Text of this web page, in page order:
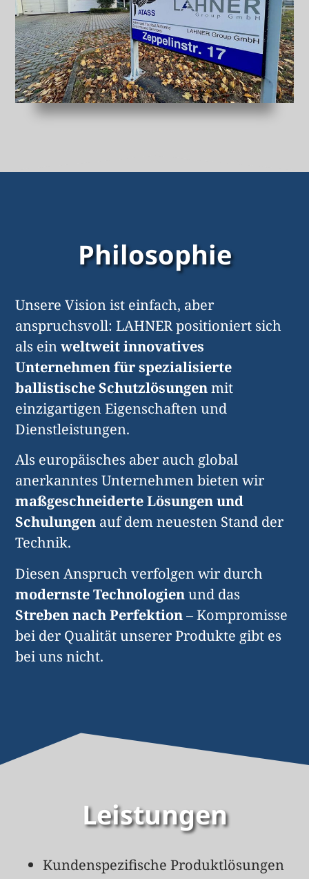
Philosophie
Unsere Vision ist einfach, aber
anspruchsvoll: LAHNER positioniert sich
als einweltweit innovatives
Unternehmen für spezialisierte
ballistische Schutzlösungenmit
einzigartigen Eigenschaften und
Dienstleistungen.
Als europäisches aber auch global
anerkanntes Unternehmen bieten wir
maßgeschneiderte Lösungen und
Schulungen auf dem neuesten Stand der
Technik.
Diesen Anspruch verfolgen wir durch
modernste Technologienund das
Streben nach Perfektion– Kompromisse
bei der Qualität unserer Produkte gibt es
bei uns nicht.
Leistungen
Kundenspezifische Produktlösungen